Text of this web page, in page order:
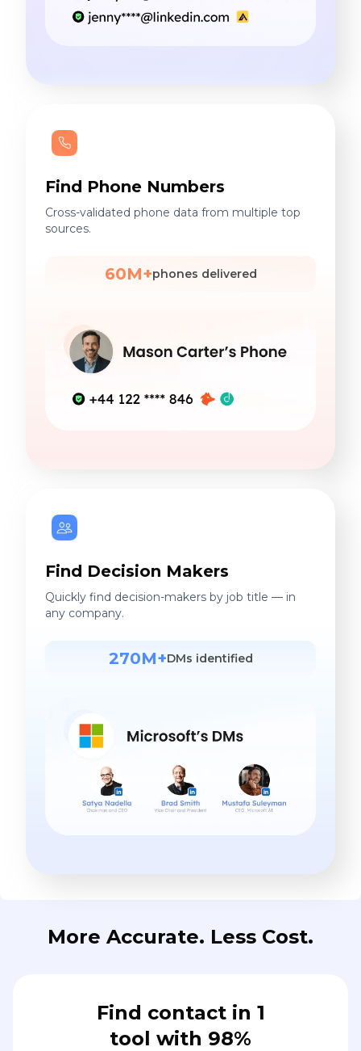
Find Phone Numbers
Cross-validated phone data from multiple top
sources.
60M+phones delivered
Find Decision Makers
Quickly find decision-makers by job title — in
any company.
270M+DMs identified
More Accurate. Less Cost.
Find contact in 1
tool with 98%